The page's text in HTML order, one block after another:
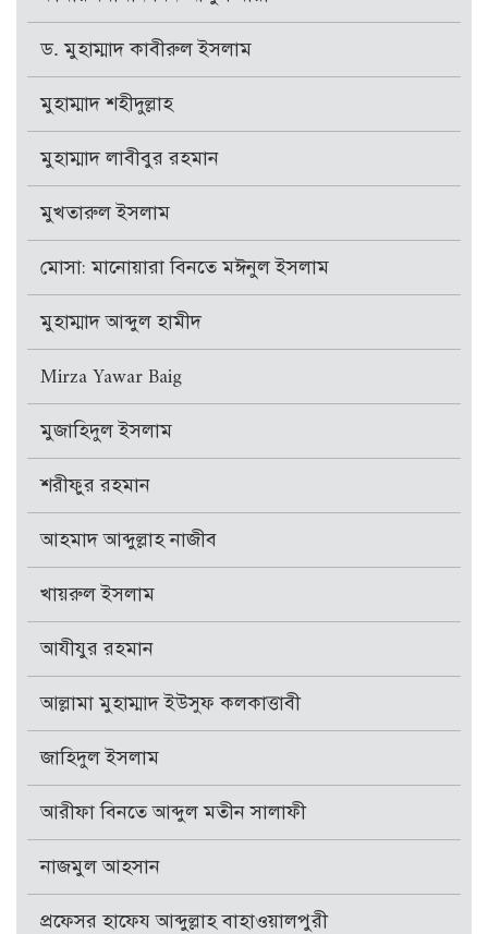
ড. মুহাম্মাদ কাবীরুল ইসলাম
মুহাম্মাদ শহীদুল্লাহ
মুহাম্মাদ লাবীবুর রহমান
মুখতারুল ইসলাম
মোসা: মানোয়ারা বিনতে মঈনুল ইসলাম
মুহাম্মাদ আব্দুল হামীদ
Mirza Yawar Baig
মুজাহিদুল ইসলাম
শরীফুর রহমান
আহমাদ আব্দুল্লাহ নাজীব
খায়রুল ইসলাম
আযীযুর রহমান
আল্লামা মুহাম্মাদ ইউসুফ কলকাত্তাবী
জাহিদুল ইসলাম
আরীফা বিনতে আব্দুল মতীন সালাফী
নাজমুল আহসান
প্রফেসর হাফেয আব্দুল্লাহ বাহাওয়ালপুরী